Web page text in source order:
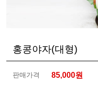
홍콩야자(대형)
판매가격 85,000원